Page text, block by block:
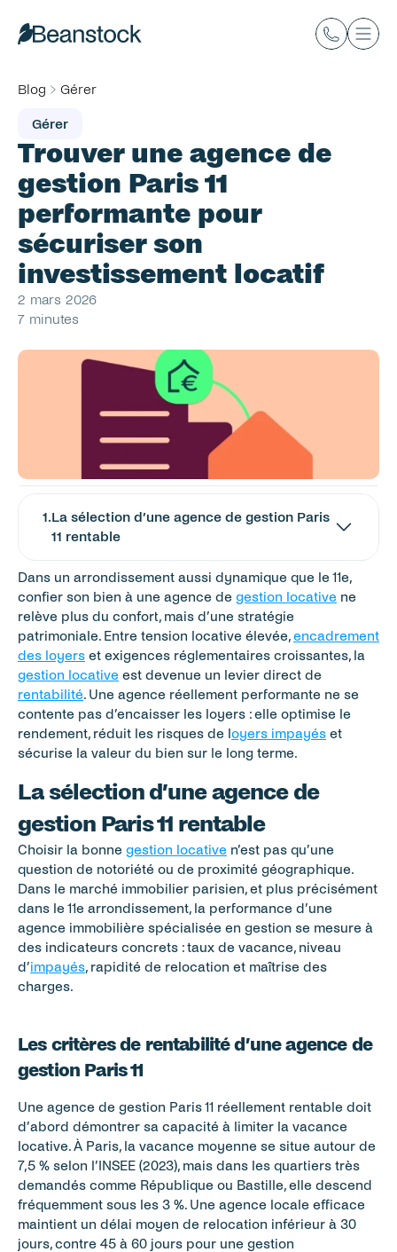
Blog Gérer
Gérer
Trouver une agence de
gestion Paris 11
performante pour
sécuriser son
investissement locatif
2 mars 2026
7 minutes
1.La sélection d’une agence de gestion Paris
11 rentable
Dans un arrondissement aussi dynamique que le 11e,
confier son bien à une agence de gestion locative ne
relève plus du confort, mais d’une stratégie
patrimoniale. Entre tension locative élevée, encadrement
des loyers
gestion locative
rentabilité. Une agence réellement performante ne se
contente pas d’encaisser les loyers : elle optimise le
rendement, réduit les risques de loyers impayés et
sécurise la valeur du bien sur le long terme.
La sélection d’une agence de
gestion Paris 11 rentable
Choisir la bonne gestion locative n’est pas qu’une
question de notoriété ou de proximité géographique.
Dans le marché immobilier parisien, et plus précisément
dans le 11e arrondissement, la performance d’une
agence immobilière spécialisée en gestion se mesure à
des indicateurs concrets : taux de vacance, niveau
d’impayés, rapidité de relocation et maîtrise des
charges.
Les critères de rentabilité d’une agence de
gestion Paris 11
Une agence de gestion Paris 11 réellement rentable doit
d’abord démontrer sa capacité à limiter la vacance
locative. À Paris, la vacance moyenne se situe autour de
7,5 % selon l’INSEE (2023), mais dans les quartiers très
demandés comme République ou Bastille, elle descend
fréquemment sous les 3 %. Une agence locale efficace
maintient un délai moyen de relocation inférieur à 30
jours, contre 45 à 60 jours pour une gestion